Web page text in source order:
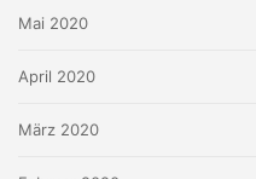
Mai 2020
April 2020
März 2020